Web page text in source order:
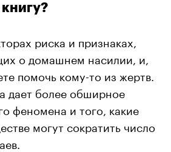
риска и признаках,
о домашнем насилии, и,
помочь кому-то из жертв.
дает более обширное
феномена и того, какие
могут сократить число